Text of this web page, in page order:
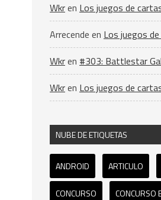
Wkren Los juegos de
Arrecende en Los juegos
Wkren #303: Battlestar
Wkren Los juegos de
NUBE DE ETIQUETAS
ANDROID ARTICULO
CONCURSO CONCURSO